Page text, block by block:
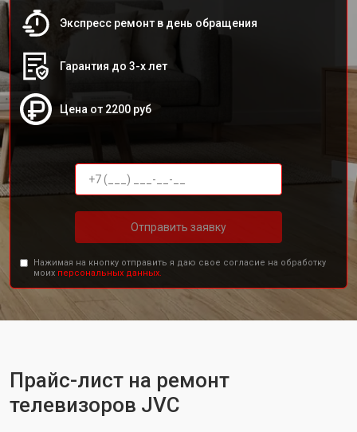
Экспресс ремонт в день обращения
Гарантия до 3-х лет
Цена от 2200 руб
Отправить заявку
Нажимая на кнопку отправить я даю свое согласие на обработку
моих персональных данных.
Прайс-лист на ремонт
телевизоров JVC